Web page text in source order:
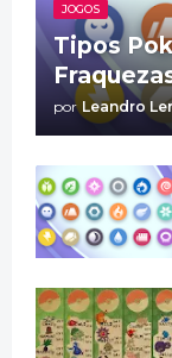
JOGOS
Tipos
por Leandro